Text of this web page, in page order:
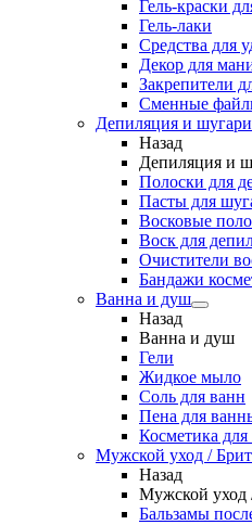
Гель-краски
Гель-лаки
Средства для
Декор для
Закрепители
Сменные
Депиляция и
Назад
Депиляция и
Полоски для
Пасты для
Восковые
Воск для
Очистители
Бандажи
Ванна и душ
Назад
Ванна и душ
Гели
Жидкое мыло
Соль для ванн
Пена для
Косметика для
Мужской уход /
Назад
Мужской уход
Бальзамы